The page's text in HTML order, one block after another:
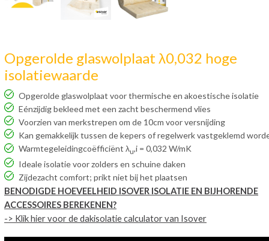
Opgerolde glaswolplaat λ0,032 hoge
isolatiewaarde
Opgerolde glaswolplaat voor thermische en akoestische isolatie
Eénzijdig bekleed met een zacht beschermend vlies
Voorzien van merkstrepen om de 10cm voor versnijding
Kan gemakkelijk tussen de kepers of regelwerk vastgeklemd
Warmtegeleidingcoëfficiënt λu,i = 0,032 W/mK
Ideale isolatie voor zolders en schuine daken
Zijdezacht comfort; prikt niet bij het plaatsen
BENODIGDE HOEVEELHEID ISOVER ISOLATIE EN BIJHORENDE
ACCESSOIRES BEREKENEN?
-> Klik hier voor de dakisolatie calculator van Isover